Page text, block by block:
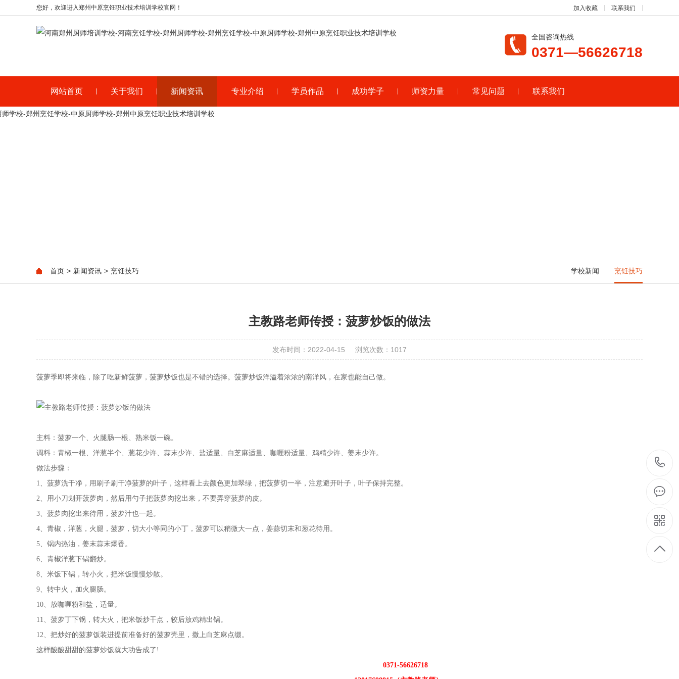
您好，欢迎进入郑州中原烹饪职业技术培训学校官网！ 加入收藏 联系我们
全国咨询热线
0371—56626718
网站首页 关于我们 新闻资讯 专业介绍 学员作品 成功学子 师资力量 常见问题 联系我们
首页 > 新闻资讯 > 烹饪技巧 学校新闻 烹饪技巧
主教路老师传授：菠萝炒饭的做法
发布时间：2022-04-15 浏览次数：1017
菠萝季即将来临，除了吃新鲜菠萝，菠萝炒饭也是不错的选择。菠萝炒饭洋溢着浓浓的南洋风，在家也能自己做。
主料：菠萝一个、火腿肠一根、熟米饭一碗。
调料：青椒一根、洋葱半个、葱花少许、蒜末少许、盐适量、白芝麻适量、咖喱粉适量、鸡精少许、姜末少许。
做法步骤：
1、菠萝洗干净，用刷子刷干净菠萝的叶子，这样看上去颜色更加翠绿，把菠萝切一半，注意避开叶子，叶子保持完整。
2、用小刀划开菠萝肉，然后用勺子把菠萝肉挖出来，不要弄穿菠萝的皮。
3、菠萝肉挖出来待用，菠萝汁也一起。
4、青椒，洋葱，火腿，菠萝，切大小等同的小丁，菠萝可以稍微大一点，姜蒜切末和葱花待用。
5、锅内热油，姜末蒜末爆香。
6、青椒洋葱下锅翻炒。
8、米饭下锅，转小火，把米饭慢慢炒散。
9、转中火，加火腿肠。
10、放咖喱粉和盐，适量。
11、菠萝丁下锅，转大火，把米饭炒干点，较后放鸡精出锅。
12、把炒好的菠萝饭装进提前准备好的菠萝壳里，撒上白芝麻点缀。
这样酸酸甜甜的菠萝炒饭就大功告成了!
0371-56626718